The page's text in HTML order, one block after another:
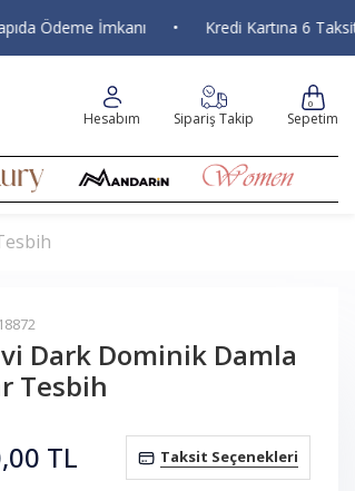
Ödeme İmkanı • Kredi Kartına 6 Taksit •
Hesabım Sipariş Takip
0
Sepetim
Dark Dominik Damla
Tesbih
TL Taksit Seçenekleri